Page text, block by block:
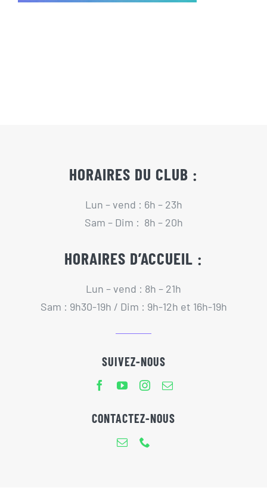
HORAIRES DU CLUB :
Lun – vend : 6h – 23h
Sam – Dim : 8h – 20h
HORAIRES D’ACCUEIL :
Lun – vend : 8h – 21h
Sam : 9h30-19h / Dim : 9h-12h et 16h-19h
SUIVEZ-NOUS
CONTACTEZ-NOUS